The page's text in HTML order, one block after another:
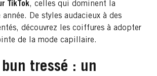
TikTok, celles qui dominent la
De styles audacieux à des
découvrez les coiffures à adopter
de la mode capillaire.
bun tressé : un